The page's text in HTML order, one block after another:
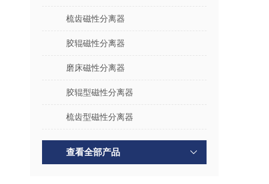
梳齿磁性分离器
胶辊磁性分离器
磨床磁性分离器
胶辊型磁性分离器
梳齿型磁性分离器
查看全部产品